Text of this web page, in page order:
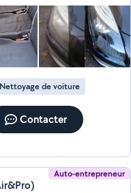
Nettoyage de voiture
Contacter
Auto-entrepreneur